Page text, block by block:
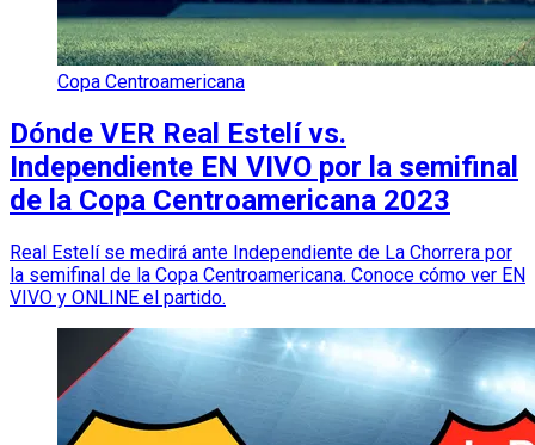
Copa Centroamericana
Dónde VER Real Estelí vs.
Independiente EN VIVO por la semifinal
de la Copa Centroamericana 2023
Real Estelí se medirá ante Independiente de La Chorrera por
la semifinal de la Copa Centroamericana. Conoce cómo ver EN
VIVO y ONLINE el partido.